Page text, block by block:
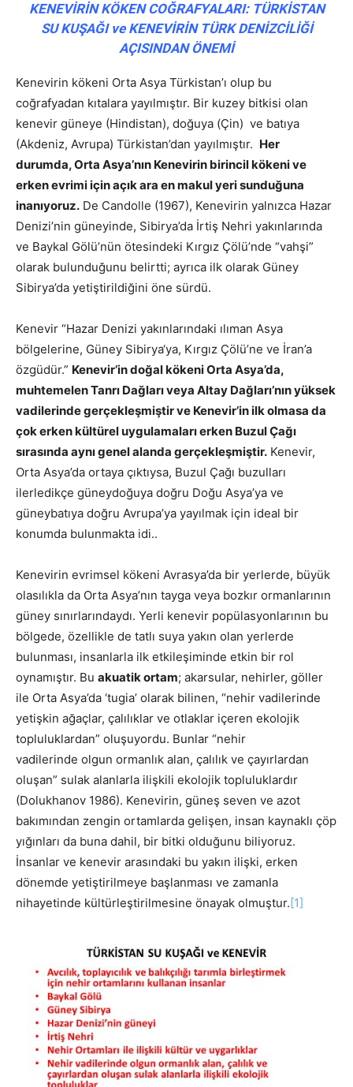
KENEVİRİN KÖKEN COĞRAFYALARI: TÜRKİSTAN
SU KUŞAĞI ve KENEVİRİN TÜRK DENİZCİLİĞİ
AÇISINDAN ÖNEMİ
Kenevirin kökeni Orta Asya Türkistan’ı olup bu
coğrafyadan kıtalara yayılmıştır. Bir kuzey bitkisi olan
kenevir güneye (Hindistan), doğuya (Çin) ve batıya
(Akdeniz, Avrupa) Türkistan’dan yayılmıştır. Her
durumda, Orta Asya’nın Kenevirin birincil kökeni ve
erken evrimi için açık ara en makul yeri sunduğuna
inanıyoruz. De Candolle (1967), Kenevirin yalnızca Hazar
Denizi’nin güneyinde, Sibirya’da İrtiş Nehri yakınlarında
ve Baykal Gölü’nün ötesindeki Kırgız Çölü’nde “vahşi”
olarak bulunduğunu belirtti; ayrıca ilk olarak Güney
Sibirya’da yetiştirildiğini öne sürdü.
Kenevir “Hazar Denizi yakınlarındaki ılıman Asya
bölgelerine, Güney Sibirya‘ya, Kırgız Çölü’ne ve İran’a
özgüdür.” Kenevir’in doğal kökeni Orta Asya’da,
muhtemelen Tanrı Dağları veya Altay Dağları’nın yüksek
vadilerinde gerçekleşmiştir ve Kenevir’in ilk olmasa da
çok erken kültürel uygulamaları erken Buzul Çağı
sırasında aynı genel alanda gerçekleşmiştir. Kenevir,
Orta Asya’da ortaya çıktıysa, Buzul Çağı buzulları
ilerledikçe güneydoğuya doğru Doğu Asya’ya ve
güneybatıya doğru Avrupa’ya yayılmak için ideal bir
konumda bulunmakta idi..
Kenevirin evrimsel kökeni Avrasya’da bir yerlerde, büyük
olasılıkla da Orta Asya’nın tayga veya bozkır ormanlarının
güney sınırlarındaydı. Yerli kenevir popülasyonlarının bu
bölgede, özellikle de tatlı suya yakın olan yerlerde
bulunması, insanlarla ilk etkileşiminde etkin bir rol
oynamıştır. Bu akuatik ortam; akarsular, nehirler, göller
ile Orta Asya’da ‘tugia’ olarak bilinen, “nehir vadilerinde
yetişkin ağaçlar, çalılıklar ve otlaklar içeren ekolojik
topluluklardan” oluşuyordu. Bunlar “nehir
vadilerinde olgun ormanlık alan, çalılık ve çayırlardan
oluşan” sulak alanlarla ilişkili ekolojik topluluklardır
(Dolukhanov 1986). Kenevirin, güneş seven ve azot
bakımından zengin ortamlarda gelişen, insan kaynaklı çöp
yığınları da buna dahil, bir bitki olduğunu biliyoruz.
İnsanlar ve kenevir arasındaki bu yakın ilişki, erken
dönemde yetiştirilmeye başlanması ve zamanla
nihayetinde kültürleştirilmesine önayak olmuştur.[1]